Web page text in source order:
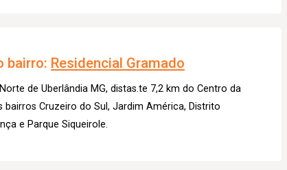
bairro: Residencial Gramado
de Uberlândia MG, distas.te 7,2 km do Centro da
Cruzeiro do Sul, Jardim América, Distrito
e Parque Siqueirole.